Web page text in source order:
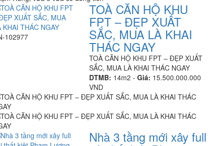
102977
TOÀ CĂN HỘ KHU
FPT – ĐẸP XUẤT
SẮC, MUA LÀ KHAI
THÁC NGAY
TOÀ CĂN HỘ KHU FPT – ĐẸP XUẤT
SẮC, MUA LÀ KHAI THÁC NGAY
DTMB: 14m2 -Giá: 15.500.000.000
VND
Nhà 3 tầng mới xây full